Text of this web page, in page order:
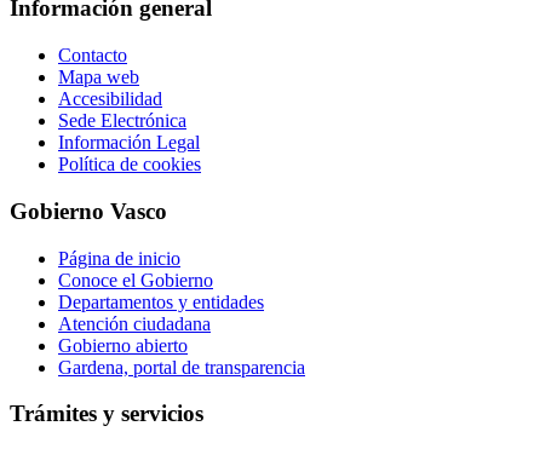
Información general
Contacto
Mapa web
Accesibilidad
Sede Electrónica
Información Legal
Política de cookies
Gobierno Vasco
Página de inicio
Conoce el Gobierno
Departamentos y entidades
Atención ciudadana
Gobierno abierto
Gardena, portal de transparencia
Trámites y servicios